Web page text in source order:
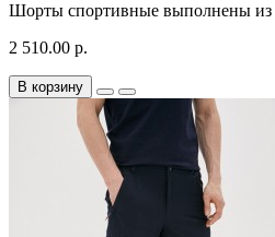
Шорты спортивные выполнены из
2 510.00 р.
В корзину